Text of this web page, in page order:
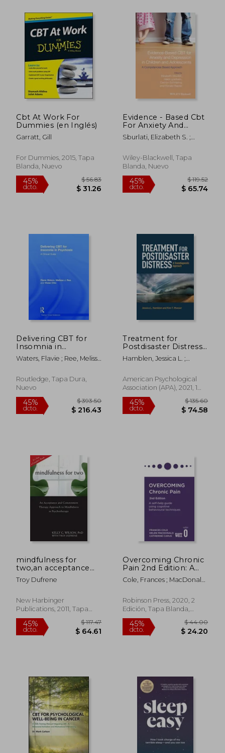
dcto. $ 25.87 dcto.
45%
dcto. dcto.
Cbt At Work For
Dummies (en Inglés)
Garratt, Gill
For Dummies, 2015, Tapa
Blanda, Nuevo
45%
dcto. $ 31.26
Evidence - Based Cbt
For Anxiety And
Depression In
Children And
Competencies Based
Approach (en Inglés)
Sburlati, Elizabeth S. ;
Schniering, Carolyn A.
Wiley-Blackwell, Tapa
Blanda, Nuevo
45%
dcto.
Delivering CBT for
Insomnia in
Psychosis: A Clinical
Guide (en Inglés)
Waters, Flavie ; Ree, Melissa
Routledge, Tapa Dura,
Nuevo
Treatment for
Postdisaster Distress:
A Transdiagnostic
Approach (en Inglés)
Hamblen, Jessica L. ;
American Psychological
Association (APA), 2021, 1
Edición, Tapa Blanda,
Nuevo
mindfulness for
two,an acceptance
and commitment
therapy approach to
psychotherapy (en
Inglés)
Troy Dufrene
New Harbinger
Publications, 2011, Tapa
Blanda, Nuevo
Overcoming Chronic
Pain 2nd Edition: A
Self-Help Guide Using
Cognitive Behavioural
Inglés)
Cole, Frances ; MacDonald,
Robinson Press, 2020, 2
Edición, Tapa Blanda,
Nuevo